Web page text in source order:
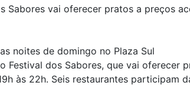
Sabores vai oferecer pratos a preços
noites de domingo no Plaza Sul
dos Sabores, que vai oferecer
às 22h. Seis restaurantes participam